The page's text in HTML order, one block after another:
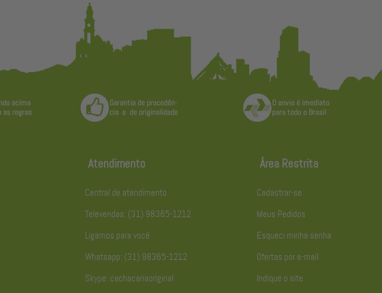
Atendimento
Central de atendimento
Televendas: (31) 98365-1212
Ligamos para você
Whatsapp: (31) 98365-1212
Skype: cachacariaoriginal
Área Restrita
Cadastrar-se
Meus Pedidos
Esqueci minha senha
Ofertas por e-mail
Indique o site